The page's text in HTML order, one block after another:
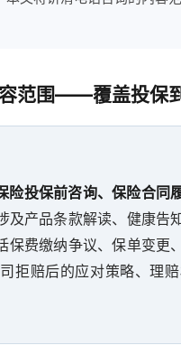
范围——覆盖投保
险投保前咨询、保险合同
及产品条款解读、健康告
保费缴纳争议、保单变更
拒赔后的应对策略、理